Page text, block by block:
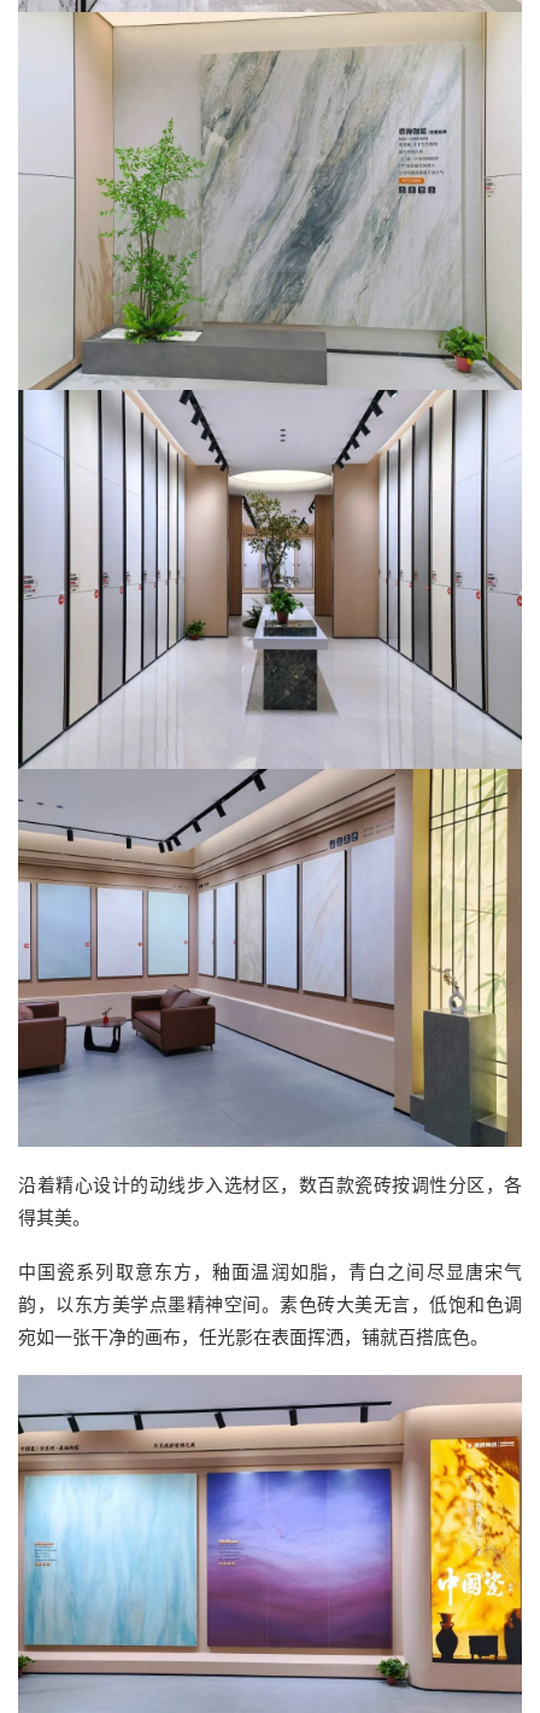
沿着精心设计的动线步入选材区，数百款瓷砖按调性分区，各
得其美。
中国瓷系列取意东方，釉面温润如脂，青白之间尽显唐宋气
韵，以东方美学点墨精神空间。素色砖大美无言，低饱和色调
宛如一张干净的画布，任光影在表面挥洒，铺就百搭底色。